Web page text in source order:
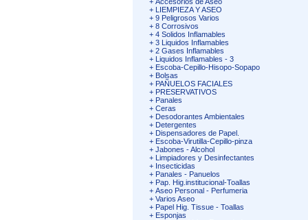
+ LIEMPIEZA Y ASEO
+ 9 Peligrosos Varios
+ 8 Corrosivos
+ 4 Solidos Inflamables
+ 3 Liquidos Inflamables
+ 2 Gases Inflamables
+ Liquidos Inflamables - 3
+ Escoba-Cepillo-Hisopo-Sopapo
+ Bolsas
+ PAÑUELOS FACIALES
+ PRESERVATIVOS
+ Panales
+ Ceras
+ Desodorantes Ambientales
+ Detergentes
+ Dispensadores de Papel.
+ Escoba-Virutilla-Cepillo-pinza
+ Jabones - Alcohol
+ Limpiadores y Desinfectantes
+ Insecticidas
+ Panales - Panuelos
+ Pap. Hig.institucional-Toallas
+ Aseo Personal - Perfumeria
+ Varios Aseo
+ Papel Hig. Tissue - Toallas
+ Esponjas